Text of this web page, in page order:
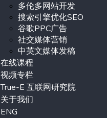
多伦多网站开发
搜索引擎优化SEO
谷歌PPC广告
社交媒体营销
中英文媒体发稿
在线课程
视频专栏
True-E 互联网研究院
关于我们
ENG